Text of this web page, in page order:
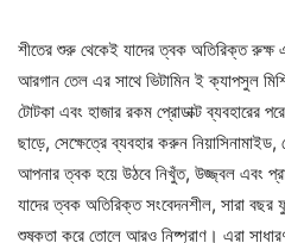
শীতের শুরু থেকেই যাদের ত্বক অতিরিক্ত
আরগান তেল এর সাথে ভিটামিন ই ক্যাপসুল
টোটকা এবং হাজার রকম প্রোডাক্ট ব্যবহারের
ছাড়ে, সেক্ষেত্রে ব্যবহার করুন
আপনার ত্বক হয়ে উঠবে নিখুঁত, উজ্জ্বল এবং
যাদের ত্বক অতিরিক্ত সংবেদনশীল, সারা
শুষ্কতা করে তোলে আরও নিষ্প্রাণ। এরা